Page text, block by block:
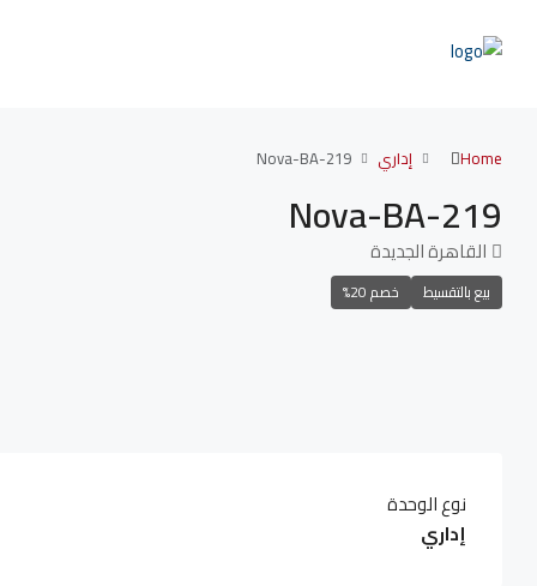
Home إداري Nova-BA-219
Nova-BA-219
القاهرة الجديدة
بيع بالتقسيط خصم 20%
نوع الوحدة
إداري